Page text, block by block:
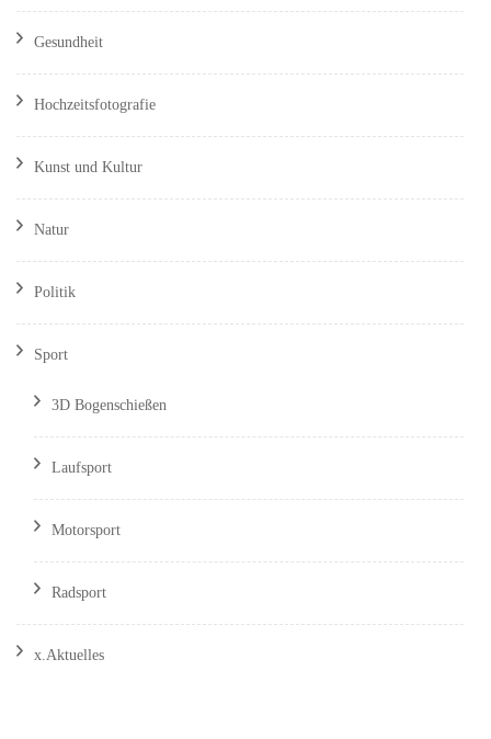
Gesundheit
Hochzeitsfotografie
Kunst und Kultur
Natur
Politik
Sport
3D Bogenschießen
Laufsport
Motorsport
Radsport
x.Aktuelles